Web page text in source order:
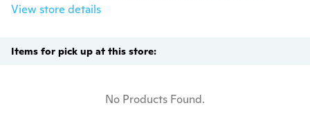
View store details
Items for pick up at this store:
No Products Found.